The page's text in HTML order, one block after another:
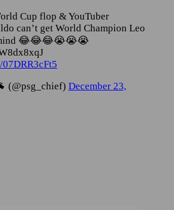
Cup flop & YouTuber
can’t get World Champion Leo
😂😂😂😭😭😭
December 23,